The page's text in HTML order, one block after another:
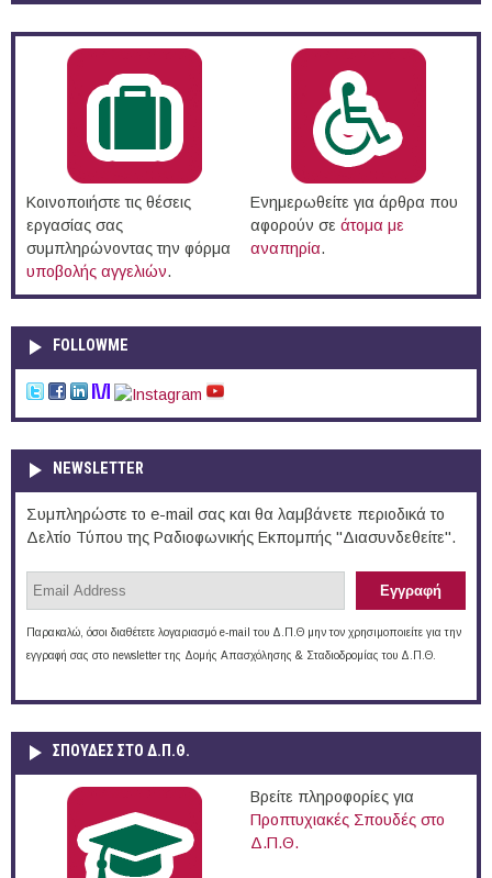
Κοινοποιήστε τις θέσεις
εργασίας σας
συμπληρώνοντας την φόρμα
υποβολής αγγελιών.
Ενημερωθείτε για άρθρα που
αφορούν σε άτομα με
αναπηρία.
FOLLOWME
NEWSLETTER
Συμπληρώστε το e-mail σας και θα λαμβάνετε περιοδικά το
Δελτίο Τύπου της Ραδιοφωνικής Εκπομπής "Διασυνδεθείτε".
Παρακαλώ, όσοι διαθέτετε λογαριασμό e-mail του Δ.Π.Θ μην τον χρησιμοποιείτε για την
εγγραφή σας στο newsletter της Δομής Απασχόλησης & Σταδιοδρομίας του Δ.Π.Θ.
ΣΠΟΥΔΈΣ ΣΤΟ Δ.Π.Θ.
Βρείτε πληροφορίες για
Προπτυχιακές Σπουδές στο
Δ.Π.Θ.